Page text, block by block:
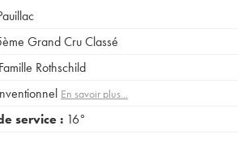
Grand Cru Classé
Famille Rothschild
En savoir plus...
service : 16°